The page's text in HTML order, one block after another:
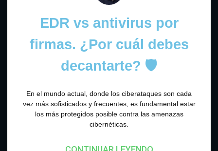
EDR vs antivirus por
firmas. ¿Por cuál debes
decantarte? 🛡
En el mundo actual, donde los ciberataques son cada
vez más sofisticados y frecuentes, es fundamental estar
los más protegidos posible contra las amenazas
cibernéticas.